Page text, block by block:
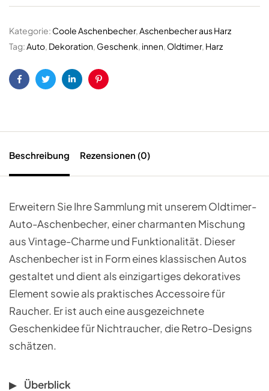
Kategorie: Coole Aschenbecher,Aschenbecher aus Harz
Tag:Auto, Dekoration, Geschenk, innen, Oldtimer, Harz
FacebookTwitterLinkedInPinterest
Beschreibung Rezensionen (0)
Erweitern Sie Ihre Sammlung mit unserem Oldtimer-
Auto-Aschenbecher, einer charmanten Mischung
aus Vintage-Charme und Funktionalität. Dieser
Aschenbecher ist in Form eines klassischen Autos
gestaltet und dient als einzigartiges dekoratives
Element sowie als praktisches Accessoire für
Raucher. Er ist auch eine ausgezeichnete
Geschenkidee für Nichtraucher, die Retro-Designs
schätzen.
Überblick